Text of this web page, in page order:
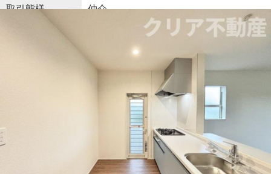
取引態様 仲介
第R08SHC100625号
前橋市立大胡東小学校
104303580
クリア不動産
群馬県前橋市南町２丁目５０番１
0120-333-745
群馬県知事 (1) 第7875号